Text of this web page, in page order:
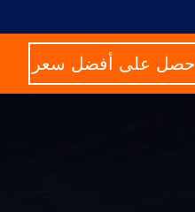
احصل على أفضل سعر